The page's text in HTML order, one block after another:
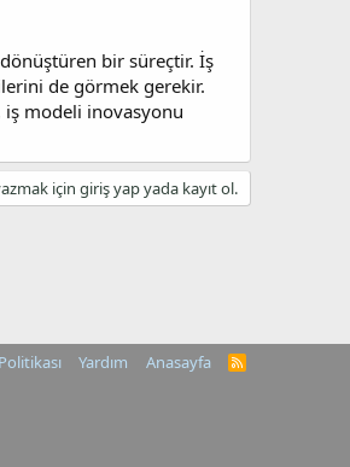
bir süreçtir. İş
de görmek gerekir.
iş modeli inovasyonu
için giriş yap yada kayıt ol.
Yardım Anasayfa
R